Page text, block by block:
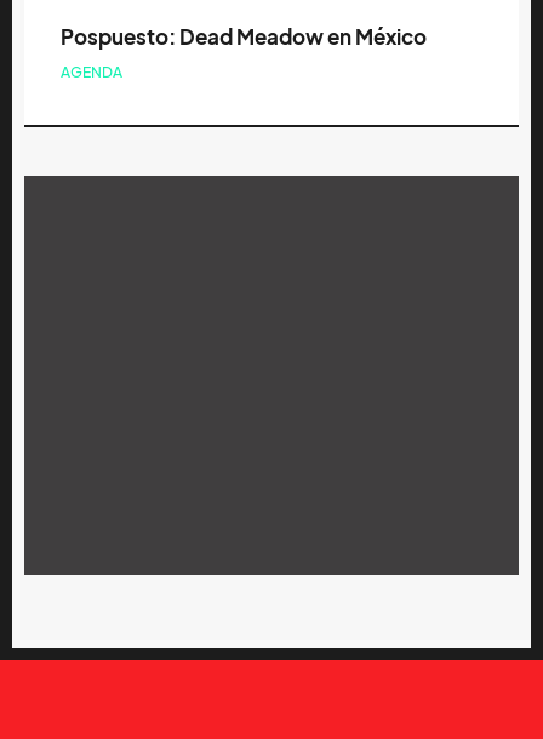
Pospuesto: Dead Meadow en México
AGENDA